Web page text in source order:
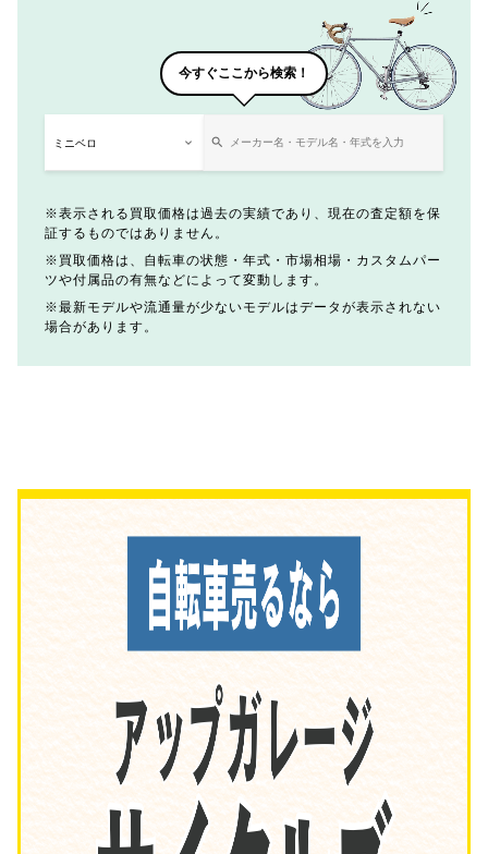
今すぐここから検索！
表示される買取価格は過去の実績であり、現在の査定額を保
証するものではありません。
買取価格は、自転車の状態・年式・市場相場・カスタムパー
ツや付属品の有無などによって変動します。
最新モデルや流通量が少ないモデルはデータが表示されない
場合があります。